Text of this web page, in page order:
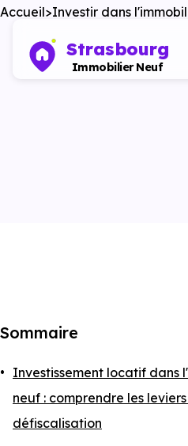
Strasbourg
Immobilier Neuf
Accueil Investir dans
Sommaire
Investissement locatif dans
neuf : comprendre les
défiscalisation